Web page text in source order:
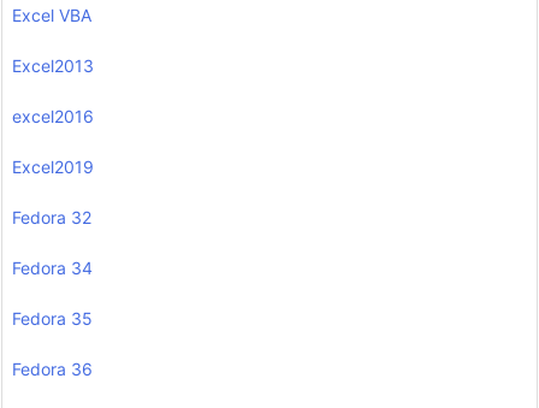
Excel VBA
Excel2013
excel2016
Excel2019
Fedora 32
Fedora 34
Fedora 35
Fedora 36